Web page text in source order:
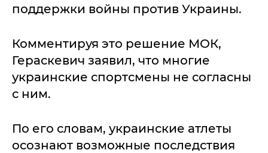
поддержки войны против Украины.
Комментируя это решение МОК,
Гераскевич заявил, что многие
украинские спортсмены не согласны
с ним.
По его словам, украинские атлеты
осознают возможные последствия